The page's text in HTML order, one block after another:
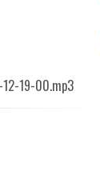
19-00.mp3